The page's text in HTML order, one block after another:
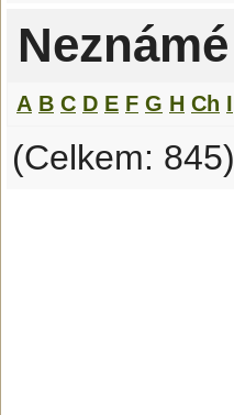
Neznámé
A B C D E F G H Ch I
(Celkem: 845)